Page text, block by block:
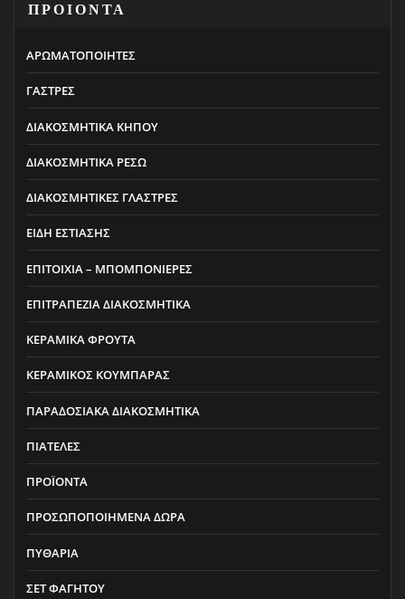
ΠΡΟΙΟΝΤΑ
ΑΡΩΜΑΤΟΠΟΙΗΤΕΣ
ΓΑΣΤΡΕΣ
ΔΙΑΚΟΣΜΗΤΙΚΑ ΚΗΠΟΥ
ΔΙΑΚΟΣΜΗΤΙΚΑ ΡΕΣΩ
ΔΙΑΚΟΣΜΗΤΙΚΕΣ ΓΛΑΣΤΡΕΣ
ΕΙΔΗ ΕΣΤΙΑΣΗΣ
ΕΠΙΤΟΙΧΙΑ – ΜΠΟΜΠΟΝΙΕΡΕΣ
ΕΠΙΤΡΑΠΕΖΙΑ ΔΙΑΚΟΣΜΗΤΙΚΑ
ΚΕΡΑΜΙΚΑ ΦΡΟΥΤΑ
ΚΕΡΑΜΙΚΟΣ ΚΟΥΜΠΑΡΑΣ
ΠΑΡΑΔΟΣΙΑΚΑ ΔΙΑΚΟΣΜΗΤΙΚΑ
ΠΙΑΤΕΛΕΣ
ΠΡΟΪΟΝΤΑ
ΠΡΟΣΩΠΟΠΟΙΗΜΕΝΑ ΔΩΡΑ
ΠΥΘΑΡΙΑ
ΣΕΤ ΦΑΓΗΤΟΥ